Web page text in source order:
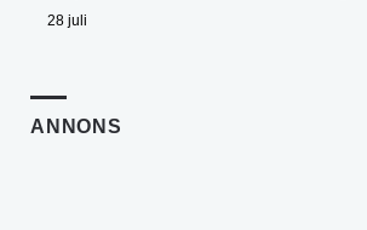
28 juli
ANNONS